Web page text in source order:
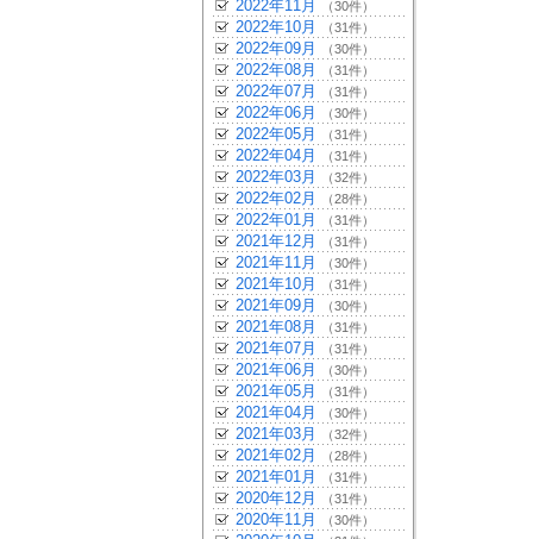
2022年11月 （30件）
2022年10月 （31件）
2022年09月 （30件）
2022年08月 （31件）
2022年07月 （31件）
2022年06月 （30件）
2022年05月 （31件）
2022年04月 （31件）
2022年03月 （32件）
2022年02月 （28件）
2022年01月 （31件）
2021年12月 （31件）
2021年11月 （30件）
2021年10月 （31件）
2021年09月 （30件）
2021年08月 （31件）
2021年07月 （31件）
2021年06月 （30件）
2021年05月 （31件）
2021年04月 （30件）
2021年03月 （32件）
2021年02月 （28件）
2021年01月 （31件）
2020年12月 （31件）
2020年11月 （30件）